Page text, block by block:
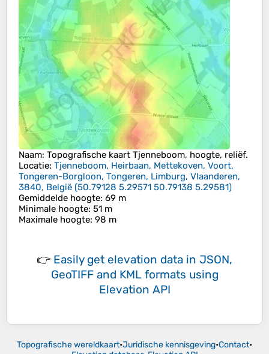
Naam: Topografische kaart Tjenneboom, hoogte, reliëf.
Locatie: Tjenneboom, Heirbaan, Mettekoven, Voort,
Tongeren-Borgloon, Tongeren, Limburg, Vlaanderen,
3840, België (50.79128 5.29571 50.79138 5.29581)
Gemiddelde hoogte: 69 m
Minimale hoogte: 51 m
Maximale hoogte: 98 m
👉 Easily get elevation data in JSON,
GeoTIFF and KML formats using
Elevation API
Topografische wereldkaart•Juridische kennisgeving•Contact•